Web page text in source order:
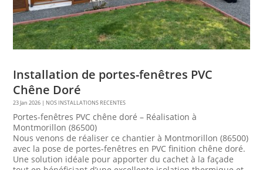
Installation de portes-fenêtres PVC
Chêne Doré
23 Jan 2026 | NOS INSTALLATIONS RECENTES
Portes-fenêtres PVC chêne doré – Réalisation à
Montmorillon (86500)
Nous venons de réaliser ce chantier à Montmorillon (86500)
avec la pose de portes-fenêtres en PVC finition chêne doré.
Une solution idéale pour apporter du cachet à la façade